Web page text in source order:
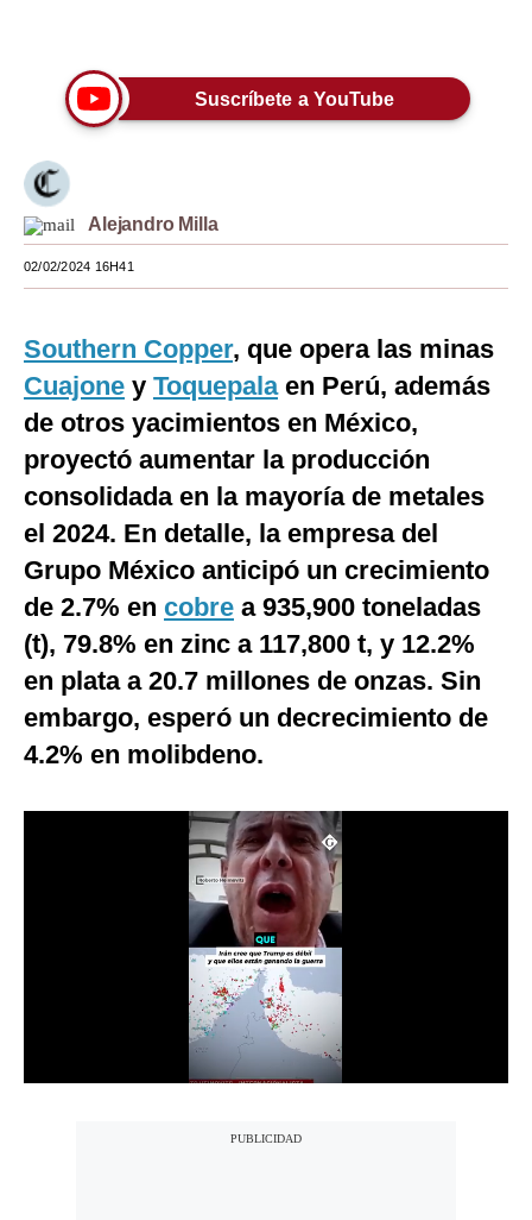
Lujo
Moda
Estilos
Mundo
México
España
Internacional
Tecnología
Club del Suscriptor
Mix
G de Gestión
Notas Contratadas
Podcast
Gestión TV
Suscríbete a YouTube
Alejandro Milla
02/02/2024 16H41
Southern Copper, que opera las minas
Cuajone y Toquepalaen Perú, además
de otros yacimientos en México,
proyectó aumentar la producción
consolidada en la mayoría de metales
el 2024. En detalle, la empresa del
Grupo México anticipó un crecimiento
de 2.7% en cobre a 935,900 toneladas
(t), 79.8% en zinc a 117,800 t, y 12.2%
en plata a 20.7 millones de onzas. Sin
embargo, esperó un decrecimiento de
4.2% en molibdeno.